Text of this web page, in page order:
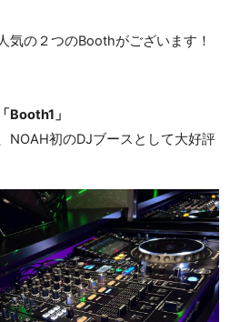
気の２つのBoothがございます！
「Booth1」
NOAH初のDJブースとして大好評